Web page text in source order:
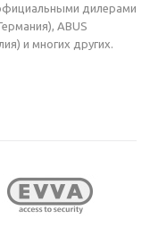
дилерами
ABUS
и многих других.